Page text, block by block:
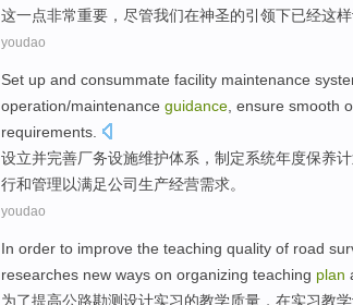
这一点非常重要 ， 尽管我们在神圣的引领下已经这样
youdao
Set up and consummate facility maintenance
operation/maintenance guidance ensure smooth
requirements
设立并完善厂务设施维护体系 ， 制定系统年度保养
行和管理以满足公司生产经营需求。
youdao
In order to improve the teaching quality of road
researches new ways on organizing teaching plan
为了提高公路勘测设计实习的教学质量 ， 在实习教学